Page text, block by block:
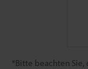
*Bitte beachten Sie,